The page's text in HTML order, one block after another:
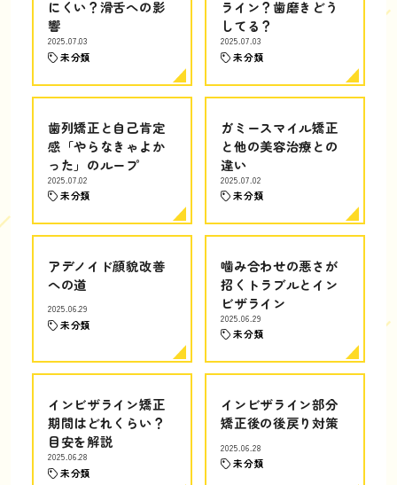
にくい？滑舌への影
響
2025.07.03
未分類
ライン？歯磨きどう
してる？
2025.07.03
未分類
歯列矯正と自己肯定
感「やらなきゃよか
った」のループ
2025.07.02
未分類
ガミースマイル矯正
と他の美容治療との
違い
2025.07.02
未分類
アデノイド顔貌改善
への道
2025.06.29
未分類
噛み合わせの悪さが
招くトラブルとイン
ビザライン
2025.06.29
未分類
インビザライン矯正
期間はどれくらい？
目安を解説
2025.06.28
未分類
インビザライン部分
矯正後の後戻り対策
2025.06.28
未分類